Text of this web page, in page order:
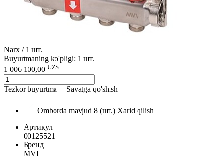
Narx / 1 шт.
Buyurtmaning ko'pligi: 1 шт.
1 006 100,00 UZS
Tezkor buyurtma Savatga qo'shish
Omborda mavjud 8 (шт.) Xarid qilish
Артикул
00125521
Бренд
MVI